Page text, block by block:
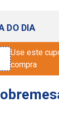
DO DIA
Use este
compra